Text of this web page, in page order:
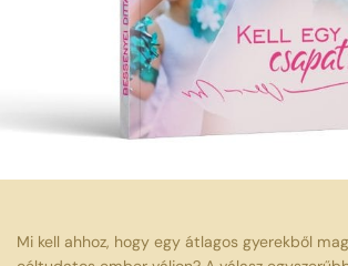
Mi kell ahhoz, hogy egy átlagos gyerekből